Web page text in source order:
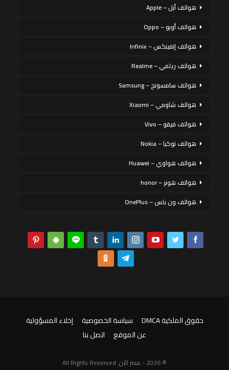
هواتف أبل – Apple
هواتف أوبو – Oppo
هواتف إنفينكس – Infinix
هواتف ريلمي – Realme
هواتف سامسونج – Samsung
هواتف شاومي – Xiaomi
هواتف فيفو – Vivo
هواتف نوكيا – Nokia
هواتف هواوي – Huawei
هواتف هونر – honor
هواتف ون بلس – OnePlus
حقوق الملكية DMCA سياسة الخصوصية
إخلاء المسؤولية
عن الموقع
اتصل بنا
© 2026 - مصر الآن. All Rights Reserved